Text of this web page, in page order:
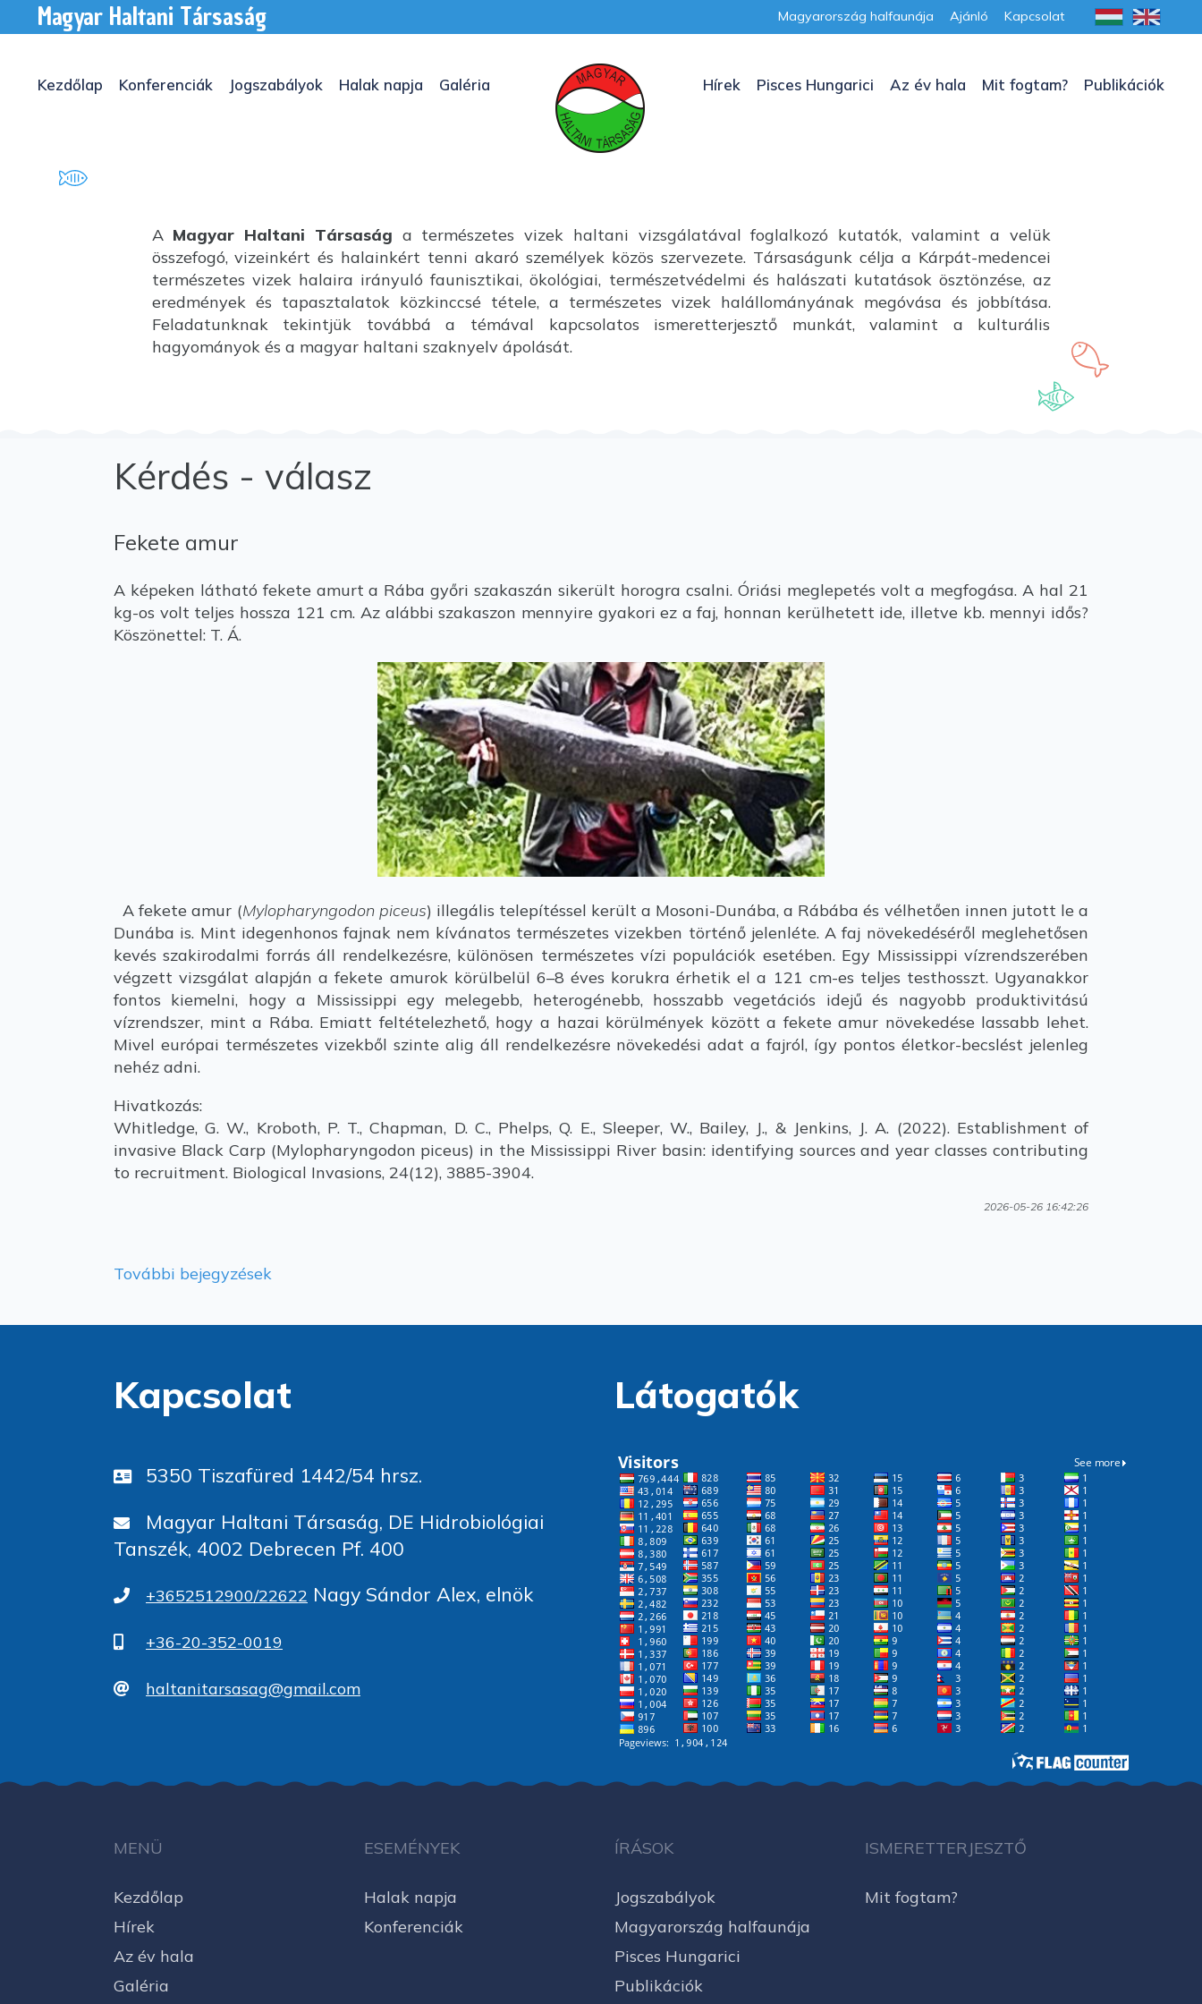
Magyar Haltani Társaság Magyarország halfaunája Ajánló Kapcsolat
Kezdőlap Konferenciák Jogszabályok Halak napja Galéria Hírek Pisces Hungarici Az év hala Mit fogtam? Publikációk
A Magyar Haltani Társaság a természetes vizek haltani vizsgálatával foglalkozó kutatók, valamint a velük
összefogó, vizeinkért és halainkért tenni akaró személyek közös szervezete. Társaságunk célja a Kárpát-medencei
természetes vizek halaira irányuló faunisztikai, ökológiai, természetvédelmi és halászati kutatások ösztönzése, az
eredmények és tapasztalatok közkinccsé tétele, a természetes vizek halállományának megóvása és jobbítása.
Feladatunknak tekintjük továbbá a témával kapcsolatos ismeretterjesztő munkát, valamint a kulturális
hagyományok és a magyar haltani szaknyelv ápolását.
Kérdés - válasz
Fekete amur
A képeken látható fekete amurt a Rába győri szakaszán sikerült horogra csalni. Óriási meglepetés volt a megfogása. A hal 21
kg-os volt teljes hossza 121 cm. Az alábbi szakaszon mennyire gyakori ez a faj, honnan kerülhetett ide, illetve kb. mennyi idős?
Köszönettel: T. Á.
A fekete amur (Mylopharyngodon piceus) illegális telepítéssel került a Mosoni-Dunába, a Rábába és vélhetően innen jutott le a
Dunába is. Mint idegenhonos fajnak nem kívánatos természetes vizekben történő jelenléte. A faj növekedéséről meglehetősen
kevés szakirodalmi forrás áll rendelkezésre, különösen természetes vízi populációk esetében. Egy Mississippi vízrendszerében
végzett vizsgálat alapján a fekete amurok körülbelül 6–8 éves korukra érhetik el a 121 cm-es teljes testhosszt. Ugyanakkor
fontos kiemelni, hogy a Mississippi egy melegebb, heterogénebb, hosszabb vegetációs idejű és nagyobb produktivitású
vízrendszer, mint a Rába. Emiatt feltételezhető, hogy a hazai körülmények között a fekete amur növekedése lassabb lehet.
Mivel európai természetes vizekből szinte alig áll rendelkezésre növekedési adat a fajról, így pontos életkor-becslést jelenleg
nehéz adni.
Hivatkozás:
Whitledge, G. W., Kroboth, P. T., Chapman, D. C., Phelps, Q. E., Sleeper, W., Bailey, J., & Jenkins, J. A. (2022). Establishment of
invasive Black Carp (Mylopharyngodon piceus) in the Mississippi River basin: identifying sources and year classes contributing
to recruitment. Biological Invasions, 24(12), 3885-3904.
2026-05-26 16:42:26
További bejegyzések
Kapcsolat
5350 Tiszafüred 1442/54 hrsz.
Magyar Haltani Társaság, DE Hidrobiológiai
Tanszék, 4002 Debrecen Pf. 400
+3652512900/22622 Nagy Sándor Alex, elnök
+36-20-352-0019
haltanitarsasag@gmail.com
Látogatók
MENÜ
Kezdőlap
Hírek
Az év hala
Galéria
ESEMÉNYEK
Halak napja
Konferenciák
ÍRÁSOK
Jogszabályok
Magyarország halfaunája
Pisces Hungarici
Publikációk
ISMERETTERJESZTŐ
Mit fogtam?